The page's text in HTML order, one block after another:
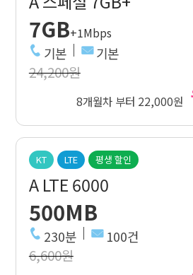
7GB+1Mbps
기본 기본
24,200원
8개월차 부터 22,000원
KT LTE 평생 할인
A LTE 6000
500MB
230분 100건
6,600원